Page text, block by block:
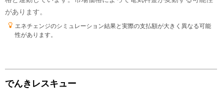
よかった点(メリット)
自然災害があると、対応が遅くならないか？心配
( 調整値
があります。
エネチェンジのシミュレーション結果と実際の支払額が大きく異なる可能
性があります。
でんきレスキュー